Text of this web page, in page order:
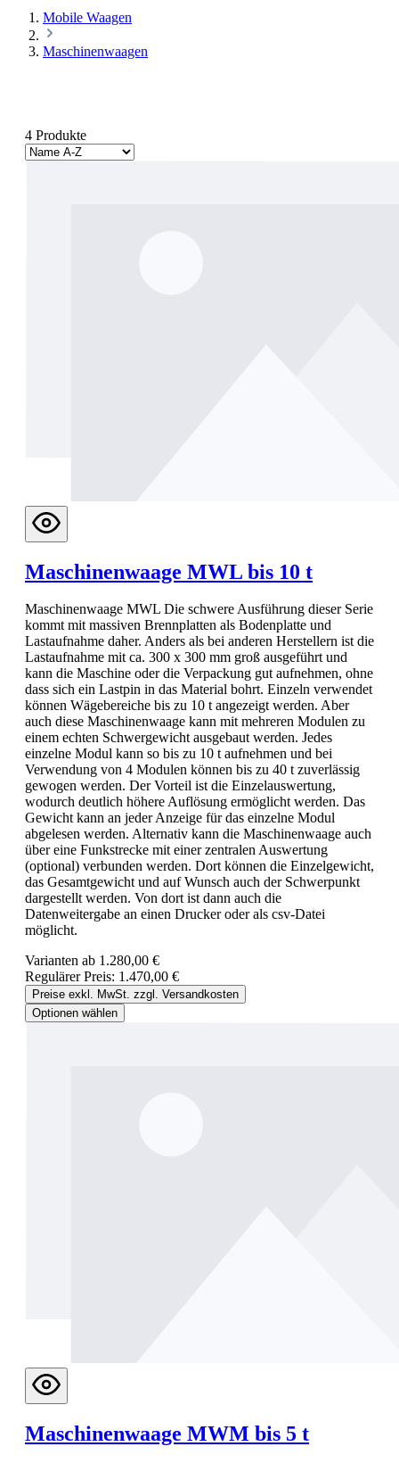
Mobile Waagen
Maschinenwaagen
4 Produkte
Maschinenwaage MWL bis 10 t
Maschinenwaage MWL Die schwere Ausführung dieser Serie
kommt mit massiven Brennplatten als Bodenplatte und
Lastaufnahme daher. Anders als bei anderen Herstellern ist die
Lastaufnahme mit ca. 300 x 300 mm groß ausgeführt und
kann die Maschine oder die Verpackung gut aufnehmen, ohne
dass sich ein Lastpin in das Material bohrt. Einzeln verwendet
können Wägebereiche bis zu 10 t angezeigt werden. Aber
auch diese Maschinenwaage kann mit mehreren Modulen zu
einem echten Schwergewicht ausgebaut werden. Jedes
einzelne Modul kann so bis zu 10 t aufnehmen und bei
Verwendung von 4 Modulen können bis zu 40 t zuverlässig
gewogen werden. Der Vorteil ist die Einzelauswertung,
wodurch deutlich höhere Auflösung ermöglicht werden. Das
Gewicht kann an jeder Anzeige für das einzelne Modul
abgelesen werden. Alternativ kann die Maschinenwaage auch
über eine Funkstrecke mit einer zentralen Auswertung
(optional) verbunden werden. Dort können die Einzelgewicht,
das Gesamtgewicht und auf Wunsch auch der Schwerpunkt
dargestellt werden. Von dort ist dann auch die
Datenweitergabe an einen Drucker oder als csv-Datei
möglicht.
Varianten ab 1.280,00 €
Regulärer Preis: 1.470,00 €
Preise exkl. MwSt. zzgl. Versandkosten
Optionen wählen
Maschinenwaage MWM bis 5 t